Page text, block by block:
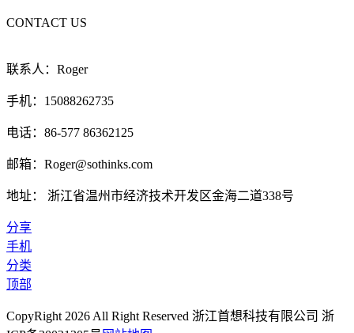
CONTACT US
联系人：Roger
手机：15088262735
电话：86-577 86362125
邮箱：Roger@sothinks.com
地址： 浙江省温州市经济技术开发区金海二道338号
分享
手机
分类
顶部
CopyRight 2026 All Right Reserved 浙江首想科技有限公司 浙